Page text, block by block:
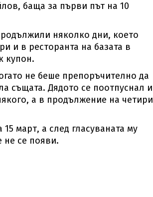
баща за първи път на 10
няколко дни, което
и в ресторанта на базата в
купон.
не беше препоръчително да
същата. Дядото се поотпуснал и
а в продължение на четири
март, а след гласуваната му
не се появи.